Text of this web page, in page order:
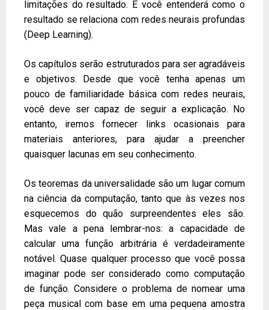
limitações do resultado. E você entenderá como o
resultado se relaciona com redes neurais profundas
(Deep Learning).
Os capítulos serão estruturados para ser agradáveis
e objetivos. Desde que você tenha apenas um
pouco de familiaridade básica com redes neurais,
você deve ser capaz de seguir a explicação. No
entanto, iremos fornecer links ocasionais para
materiais anteriores, para ajudar a preencher
quaisquer lacunas em seu conhecimento.
Os teoremas da universalidade são um lugar comum
na ciência da computação, tanto que às vezes nos
esquecemos do quão surpreendentes eles são.
Mas vale a pena lembrar-nos: a capacidade de
calcular uma função arbitrária é verdadeiramente
notável. Quase qualquer processo que você possa
imaginar pode ser considerado como computação
de função. Considere o problema de nomear uma
peça musical com base em uma pequena amostra